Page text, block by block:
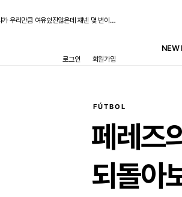
리만큼 여유있진않은데 쟤넨 몇 번이나 도박을 했던 애들이니..
레알만 바라보며 기다려줄거라 생각한거죠
NEW
로그인 회원가입
FÚTBOL
페레즈
되돌아